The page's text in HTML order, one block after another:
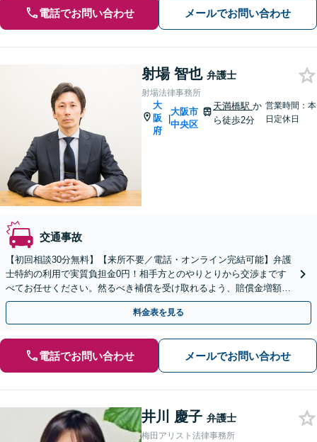
電話でお問い合わせ メールでお問い合わせ
射場 智也 弁護士
射場法律事務所
大
阪
府
|
大阪市
中央区
天満橋駅か
ら徒歩2分
営業時間：本
日定休日
交通事故
【初回相談30分無料】【来所不要／電話・オンライン完結可能】弁護
士特約の利用で実質負担金0円！相手方とのやりとりから交渉まです
べてお任せください。然るべき補償を受け取れるよう、賠償金増額を
目指して最善を尽くします【天満橋駅2分】
料金表を見る
電話でお問い合わせ メールでお問い合わせ
井川 慶子 弁護士
梅田アリスト法律事務所